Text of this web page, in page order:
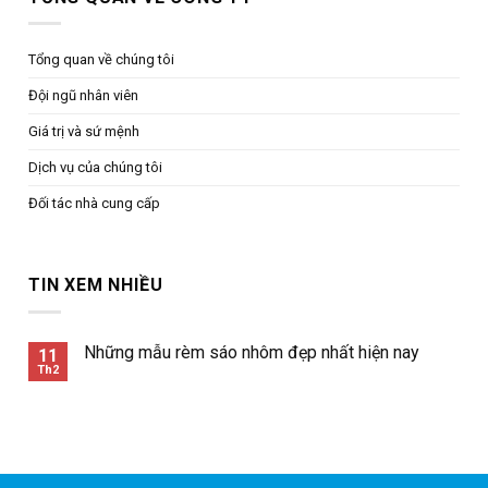
Tổng quan về chúng tôi
Đội ngũ nhân viên
Giá trị và sứ mệnh
Dịch vụ của chúng tôi
Đối tác nhà cung cấp
TIN XEM NHIỀU
11
Th2
Những mẫu rèm sáo nhôm đẹp nhất hiện nay